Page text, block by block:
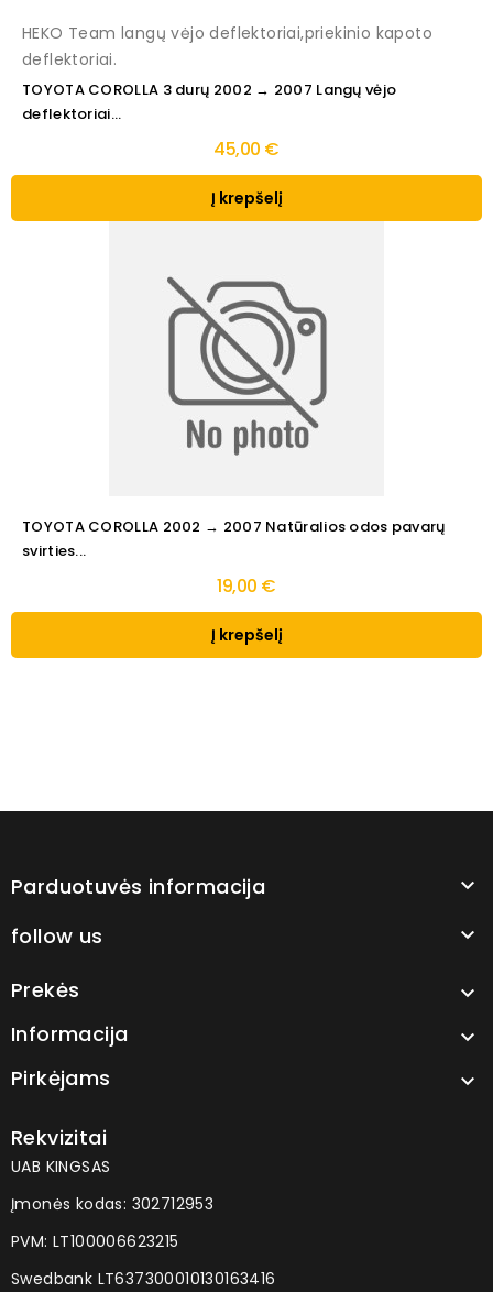
HEKO Team langų vėjo deflektoriai,priekinio kapoto
deflektoriai.
TOYOTA COROLLA 3 durų 2002 → 2007 Langų vėjo
deflektoriai...
45,00 €
Į krepšelį
TOYOTA COROLLA 2002 → 2007 Natūralios odos pavarų
svirties...
19,00 €
Į krepšelį
Parduotuvės informacija 
follow us 
Prekės 
Informacija 
Pirkėjams 
Rekvizitai
UAB KINGSAS
Įmonės kodas: 302712953
PVM: LT100006623215
Swedbank LT637300010130163416